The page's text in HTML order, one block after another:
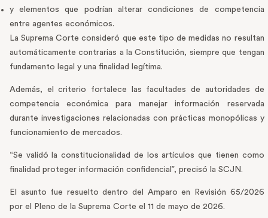
y elementos que podrían alterar condiciones de competencia
entre agentes económicos.
La Suprema Corte consideró que este tipo de medidas no resultan
automáticamente contrarias a la Constitución, siempre que tengan
fundamento legal y una finalidad legítima.
Además, el criterio fortalece las facultades de autoridades de
competencia económica para manejar información reservada
durante investigaciones relacionadas con prácticas monopólicas y
funcionamiento de mercados.
“Se validó la constitucionalidad de los artículos que tienen como
finalidad proteger información confidencial”, precisó la SCJN.
El asunto fue resuelto dentro del Amparo en Revisión 65/2026
por el Pleno de la Suprema Corte el 11 de mayo de 2026.